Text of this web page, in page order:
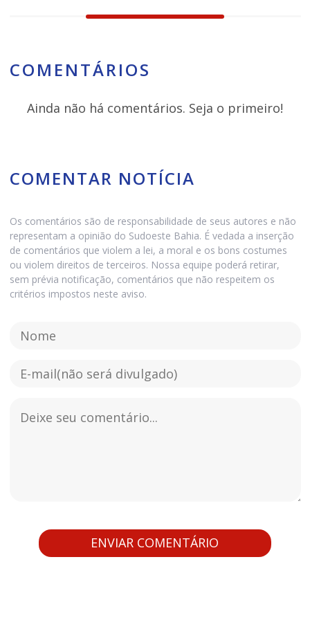
COMENTÁRIOS
Ainda não há comentários. Seja o primeiro!
COMENTAR NOTÍCIA
Os comentários são de responsabilidade de seus autores e não
representam a opinião do Sudoeste Bahia. É vedada a inserção
de comentários que violem a lei, a moral e os bons costumes
ou violem direitos de terceiros. Nossa equipe poderá retirar,
sem prévia notificação, comentários que não respeitem os
critérios impostos neste aviso.